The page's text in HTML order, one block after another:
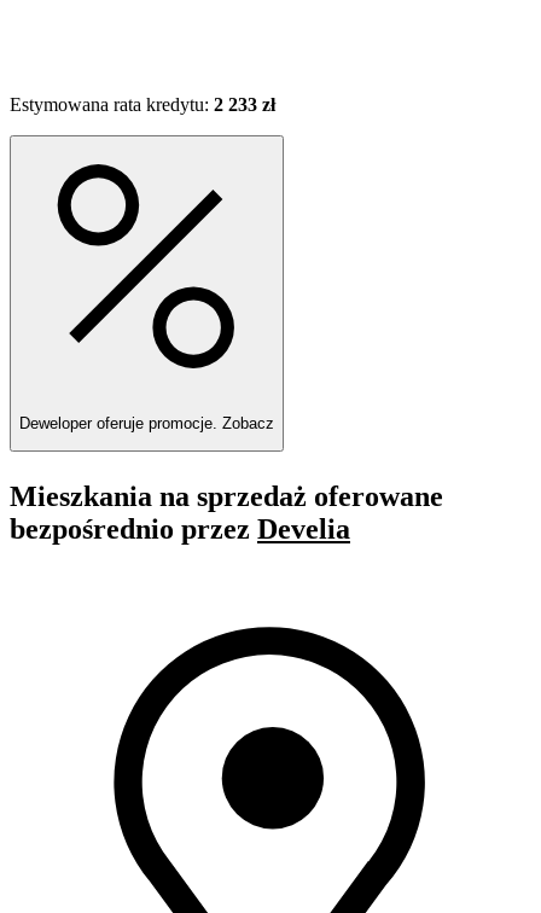
Estymowana rata kredytu: 2 233 zł
Deweloper oferuje promocje. Zobacz
Mieszkania na sprzedaż oferowane
bezpośrednio przez Develia